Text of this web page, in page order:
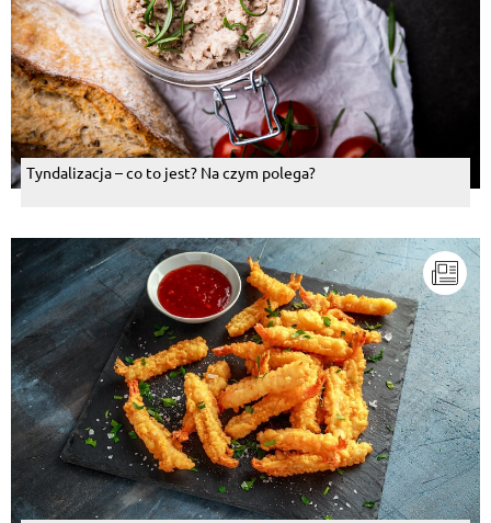
Tyndalizacja – co to jest? Na czym polega?